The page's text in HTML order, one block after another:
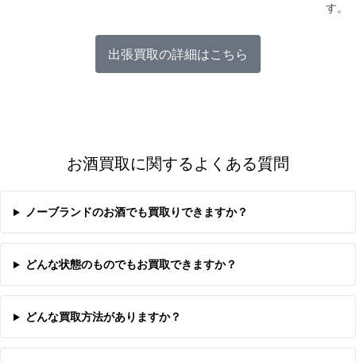
す。
出張買取の詳細はこちら
お酒買取に関するよくある質問
ノーブランドのお酒でも買取りできますか？
どんな状態のものでもお買取できますか？
どんな買取方法がありますか？